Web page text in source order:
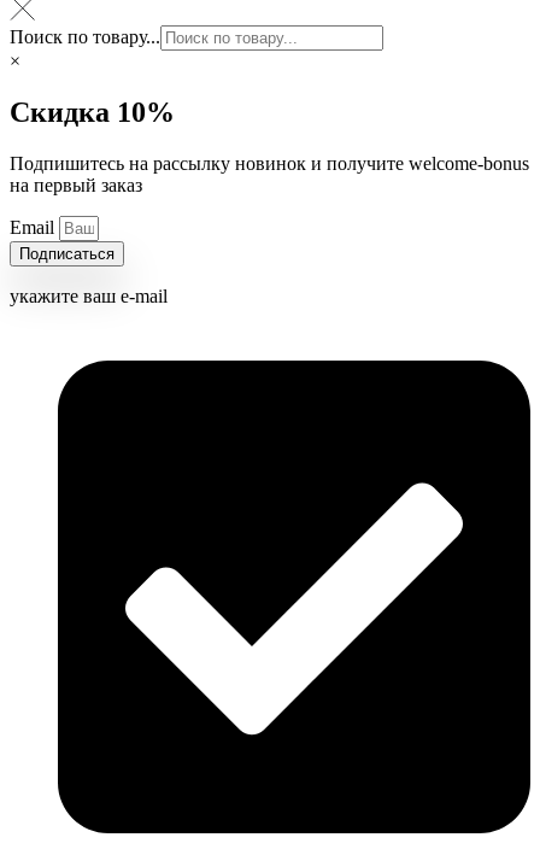
Поиск по товару...
×
Скидка 10%
Подпишитесь на рассылку новинок и получите welcome-bonus
на первый заказ
Email
Подписаться
укажите ваш e-mail